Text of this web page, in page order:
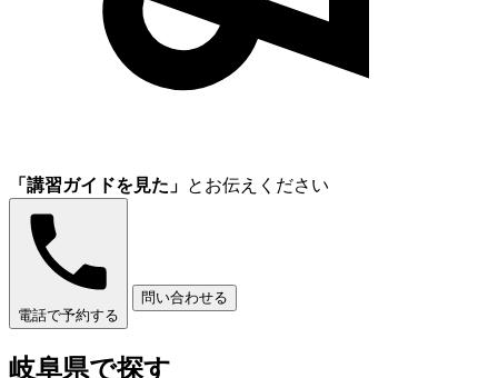
「講習ガイドを見た」 とお伝えください
電話で予約する
問い合わせる
岐阜県で探す